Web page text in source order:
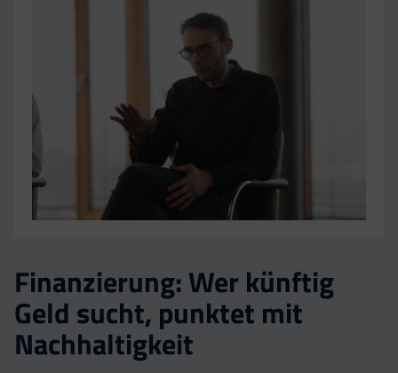
Finanzierung: Wer künftig
Geld sucht, punktet mit
Nachhaltigkeit